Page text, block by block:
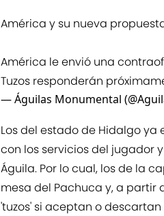
América y su nueva
América le envió una
Tuzos responderán
— Águilas Monumental
Los del estado de Hidalgo
con los servicios del jugador
Águila. Por lo cual, los de la
mesa del Pachuca y, a partir
'tuzos' si aceptan o